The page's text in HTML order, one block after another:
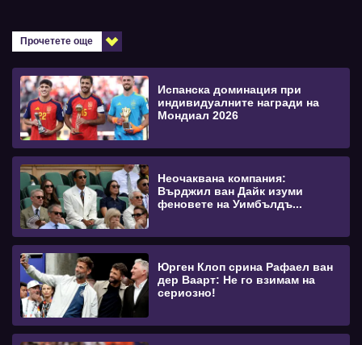
Прочетете още
Испанска доминация при
индивидуалните награди на
Мондиал 2026
Неочаквана компания:
Върджил ван Дайк изуми
феновете на Уимбълдъ...
Юрген Клоп срина Рафаел ван
дер Ваарт: Не го взимам на
сериозно!